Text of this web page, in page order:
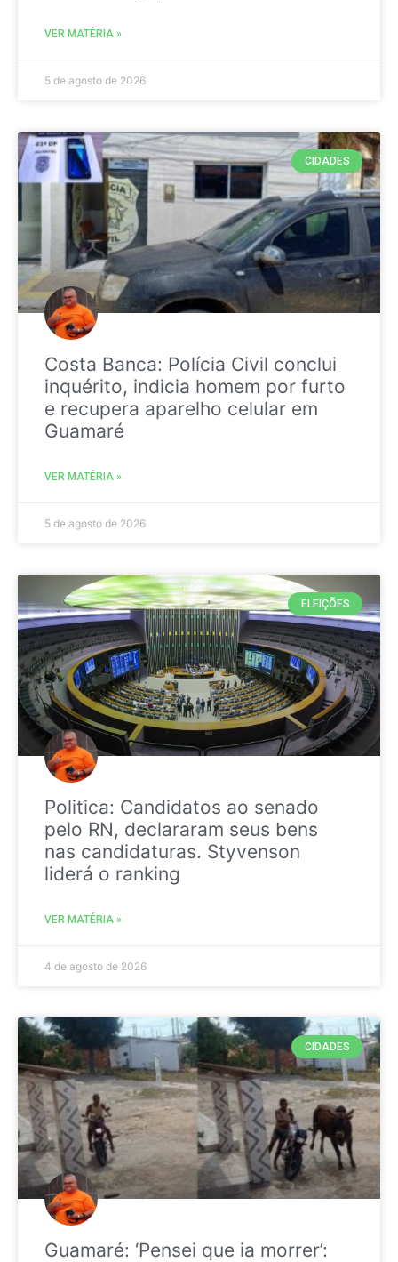
VER MATÉRIA »
5 de agosto de 2026
CIDADES
Costa Banca: Polícia Civil conclui
inquérito, indicia homem por furto
e recupera aparelho celular em
Guamaré
VER MATÉRIA »
5 de agosto de 2026
ELEIÇÕES
Politica: Candidatos ao senado
pelo RN, declararam seus bens
nas candidaturas. Styvenson
liderá o ranking
VER MATÉRIA »
4 de agosto de 2026
CIDADES
Guamaré: ‘Pensei que ia morrer’: